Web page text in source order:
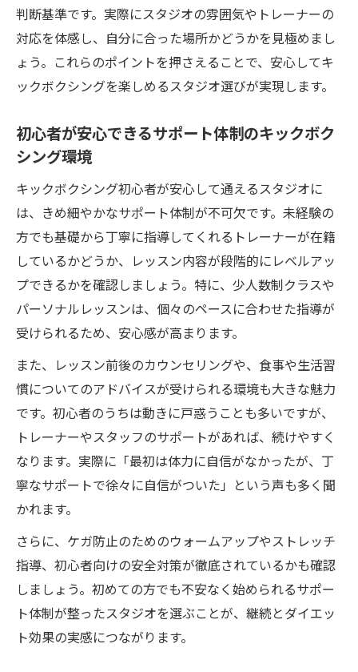
判断基準です。実際にスタジオの雰囲気やトレーナーの
対応を体感し、自分に合った場所かどうかを見極めまし
ょう。これらのポイントを押さえることで、安心してキ
ックボクシングを楽しめるスタジオ選びが実現します。
初心者が安心できるサポート体制のキックボク
シング環境
キックボクシング初心者が安心して通えるスタジオに
は、きめ細やかなサポート体制が不可欠です。未経験の
方でも基礎から丁寧に指導してくれるトレーナーが在籍
しているかどうか、レッスン内容が段階的にレベルアッ
プできるかを確認しましょう。特に、少人数制クラスや
パーソナルレッスンは、個々のペースに合わせた指導が
受けられるため、安心感が高まります。
また、レッスン前後のカウンセリングや、食事や生活習
慣についてのアドバイスが受けられる環境も大きな魅力
です。初心者のうちは動きに戸惑うことも多いですが、
トレーナーやスタッフのサポートがあれば、続けやすく
なります。実際に「最初は体力に自信がなかったが、丁
寧なサポートで徐々に自信がついた」という声も多く聞
かれます。
さらに、ケガ防止のためのウォームアップやストレッチ
指導、初心者向けの安全対策が徹底されているかも確認
しましょう。初めての方でも不安なく始められるサポー
ト体制が整ったスタジオを選ぶことが、継続とダイエッ
ト効果の実感につながります。